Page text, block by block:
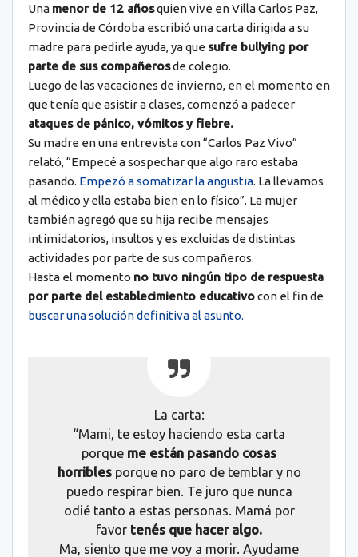
Una menor de 12 añosquien vive en Villa Carlos Paz,
Provincia de Córdoba escribió una carta dirigida a su
madre para pedirle ayuda, ya que sufre bullying por
parte de sus compañerosde colegio.
Luego de las vacaciones de invierno, en el momento en
que tenía que asistir a clases, comenzó a padecer
ataques de pánico, vómitos y fiebre.
Su madre en una entrevista con “Carlos Paz Vivo”
relató, “Empecé a sospechar que algo raro estaba
pasando. Empezó a somatizar la angustia. La llevamos
al médico y ella estaba bien en lo físico”. La mujer
también agregó que su hija recibe mensajes
intimidatorios, insultos y es excluidas de distintas
actividades por parte de sus compañeros.
Hasta el momento no tuvo ningún tipo de respuesta
por parte del establecimiento educativocon el fin de
buscar una solución definitiva al asunto.
La carta:
“Mami, te estoy haciendo esta carta
porque me están pasando cosas
horriblesporque no paro de temblar y no
puedo respirar bien. Te juro que nunca
odié tanto a estas personas. Mamá por
favor tenés que hacer algo.
Ma, siento que me voy a morir. Ayudame